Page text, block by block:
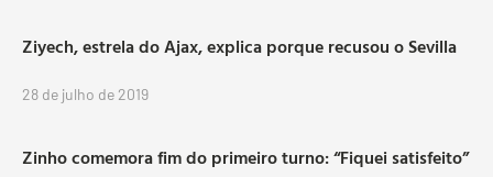
Ziyech, estrela do Ajax, explica porque recusou o Sevilla
28 de julho de 2019
Zinho comemora fim do primeiro turno: “Fiquei satisfeito”